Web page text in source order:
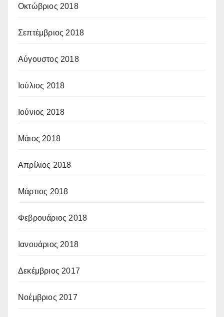
Οκτώβριος 2018
Σεπτέμβριος 2018
Αύγουστος 2018
Ιούλιος 2018
Ιούνιος 2018
Μάιος 2018
Απρίλιος 2018
Μάρτιος 2018
Φεβρουάριος 2018
Ιανουάριος 2018
Δεκέμβριος 2017
Νοέμβριος 2017